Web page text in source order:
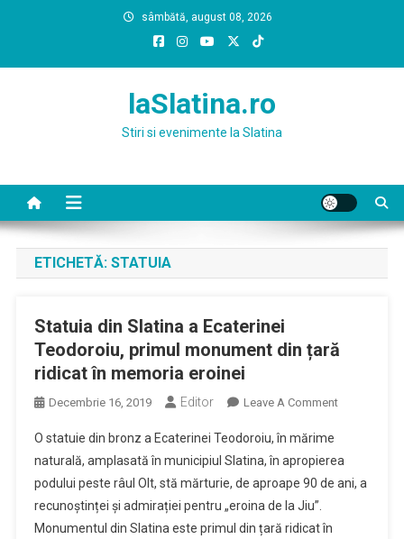
sâmbătă, august 08, 2026
laSlatina.ro
Stiri si evenimente la Slatina
ETICHETĂ: STATUIA
Statuia din Slatina a Ecaterinei
Teodoroiu, primul monument din țară
ridicat în memoria eroinei
Decembrie 16, 2019 Editor Leave A CommentOn
Slatina
A
O statuie din bronz a Ecaterinei Teodoroiu, în mărime
naturală, amplasată în municipiul Slatina, în apropierea
podului peste râul Olt, stă mărturie, de aproape 90 de ani, a
recunoștinței și admirației pentru „eroina de la Jiu”.
Monumentul din Slatina este primul din țară ridicat în